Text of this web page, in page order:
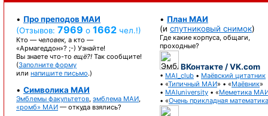
• Про преподов МАИ
(Отзывов: 7969 о 1662 чел.!)
Кто — человек, а кто —
«Армагеддон»? ;-) Узнайте!
Вы знаете что-то ещё?! Так сообщите!
(Заполните форму
или напишите письмо.)
• Символика МАИ
Эмблемы факультетов, эмблема МАИ,
«ромб» МАИ — откуда взялись?
• План МАИ
(и спутниковый снимок)
Где какие корпуса, общаги,
проходные?
ВКонтакте / VK.com
• MAI_club • Маёвский цитатник
• «Типичный МАИ» • «Маёвник»
• MAIuniversity • «Меметика
• «Очень прикладная математика